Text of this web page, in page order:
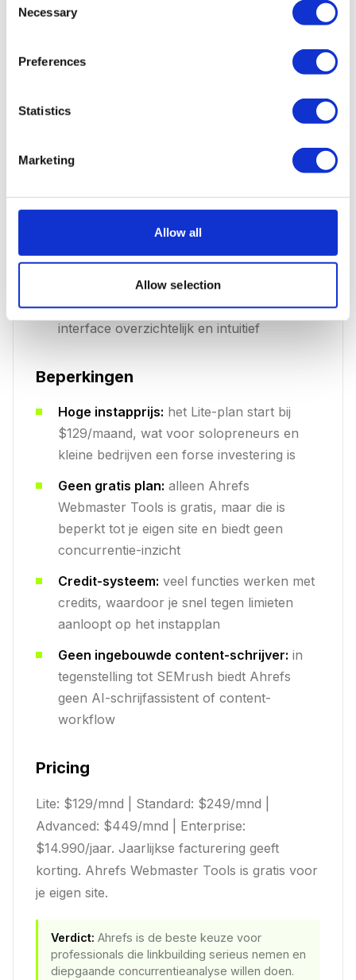
Selection
Necessary
Preferences
Statistics
Marketing
Allow all
Allow selection
Site Explorer:
ongeevenaarde diepte bij het
organische keywords tot betaalde
Content Explorer:
vind bewezen content in
shares en organisch verkeer
inclusief YouTube, Amazon en Bing, met
unieke metriek als "klikken" en
"verkeersverdeling"
Gebruiksvriendelijke interface:
de enorme hoeveelheid data blijft de
interface overzichtelijk en intuitief
Beperkingen
Hoge instapprijs: het Lite-plan start bij
$129/maand, wat voor solopreneurs en
kleine bedrijven een forse investering is
Geen gratis plan: alleen Ahrefs
Webmaster Tools is gratis, maar die is
beperkt tot je eigen site en biedt geen
concurrentie-inzicht
Credit-systeem: veel functies werken met
credits, waardoor je snel tegen limieten
aanloopt op het instapplan
Geen ingebouwde content-schrijver: in
tegenstelling tot SEMrush biedt Ahrefs
geen AI-schrijfassistent of content-
workflow
Pricing
Lite: $129/mnd | Standard: $249/mnd |
Advanced: $449/mnd | Enterprise:
$14.990/jaar. Jaarlijkse facturering geeft
korting. Ahrefs Webmaster Tools is gratis voor
je eigen site.
Verdict: Ahrefs is de beste keuze voor
professionals die linkbuilding serieus nemen en
diepgaande concurrentieanalyse willen doen.